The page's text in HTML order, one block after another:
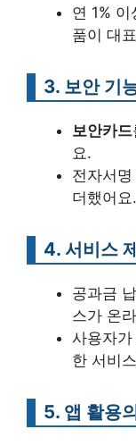
연 1%
품이 대
3. 보안 기
보안카드
요.
전자서
더했어요.
4. 서비스
공과금
스가 온
사용자
한 서비
5. 앱 활용